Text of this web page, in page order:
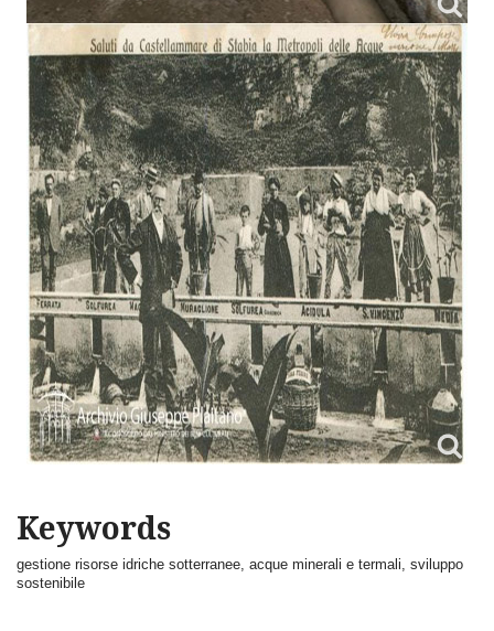
Keywords
gestione risorse idriche sotterranee, acque minerali e termali, sviluppo
sostenibile